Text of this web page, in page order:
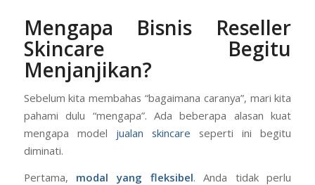
Mengapa Bisnis Reseller
Skincare Begitu
Menjanjikan?
Sebelum kita membahas “bagaimana caranya”, mari kita
pahami dulu “mengapa”. Ada beberapa alasan kuat
mengapa model jualan skincare seperti ini begitu
diminati.
Pertama, modal yang fleksibel. Anda tidak perlu